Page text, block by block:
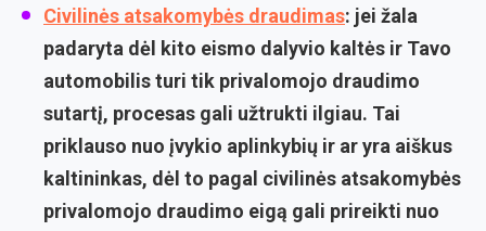
Civilinės atsakomybės draudimas: jei žala
padaryta dėl kito eismo dalyvio kaltės ir Tavo
automobilis turi tik privalomojo draudimo
sutartį, procesas gali užtrukti ilgiau. Tai
priklauso nuo įvykio aplinkybių ir ar yra aiškus
kaltininkas, dėl to pagal civilinės atsakomybės
privalomojo draudimo eigą gali prireikti nuo